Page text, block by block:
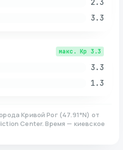
2.3
3.3
макс. Kp 3.3
3.3
1.3
Кривой Рог(47.91°N) от
Center. Время — киевское